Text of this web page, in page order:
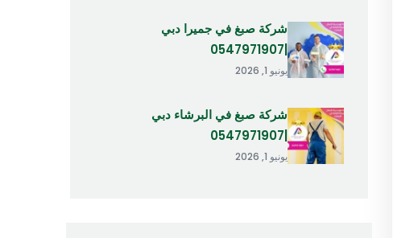
شركة صبغ في جميرا دبي
يونيو 1, 2026
شركة صبغ في البرشاء دبي
يونيو 1, 2026